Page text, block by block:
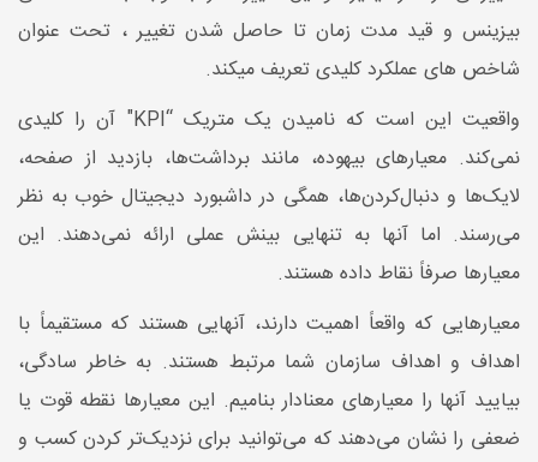
بیزینس و قید مدت زمان تا حاصل شدن تغییر ، تحت عنوان
شاخص های عملکرد کلیدی تعریف میکند.
واقعیت این است که نامیدن یک متریک “KPI" آن را کلیدی
نمی‌کند. معیارهای بیهوده، مانند برداشت‌ها، بازدید از صفحه،
لایک‌ها و دنبال‌کردن‌ها، همگی در داشبورد دیجیتال خوب به نظر
می‌رسند. اما آنها به تنهایی بینش عملی ارائه نمی‌دهند. این
معیارها صرفاً نقاط داده هستند.
معیارهایی که واقعاً اهمیت دارند، آنهایی هستند که مستقیماً با
اهداف و اهداف سازمان شما مرتبط هستند. به خاطر سادگی،
بیایید آنها را معیارهای معنادار بنامیم. این معیارها نقطه قوت یا
ضعفی را نشان می‌دهند که می‌توانید برای نزدیک‌تر کردن کسب‌ و